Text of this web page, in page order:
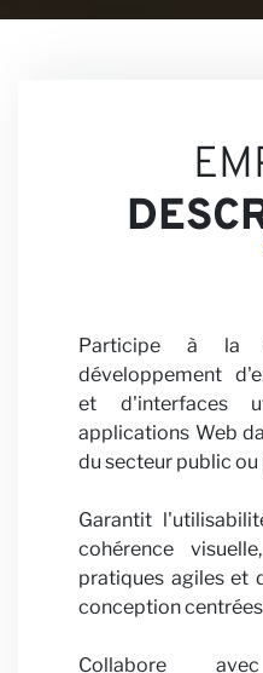
Participe à la
développement
et d'interfaces
applications Web
du secteur public ou
Garantit
cohérence
pratiques agiles et
conception
Collabore